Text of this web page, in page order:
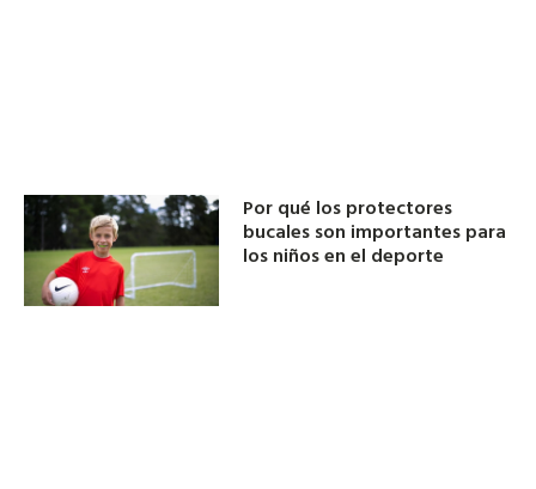
Por qué los protectores
bucales son importantes para
los niños en el deporte